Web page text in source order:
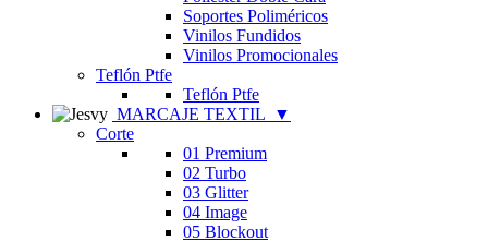
Soportes Poliméricos
Vinilos Fundidos
Vinilos Promocionales
Teflón Ptfe
Teflón Ptfe
MARCAJE TEXTIL
▼
Corte
01 Premium
02 Turbo
03 Glitter
04 Image
05 Blockout